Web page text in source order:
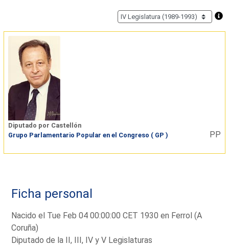
Diputado por Castellón
Grupo Parlamentario Popular en el Congreso ( GP )
PP
Ficha personal
Nacido el Tue Feb 04 00:00:00 CET 1930 en Ferrol (A
Coruña)
Diputado de la II, III, IV y V Legislaturas